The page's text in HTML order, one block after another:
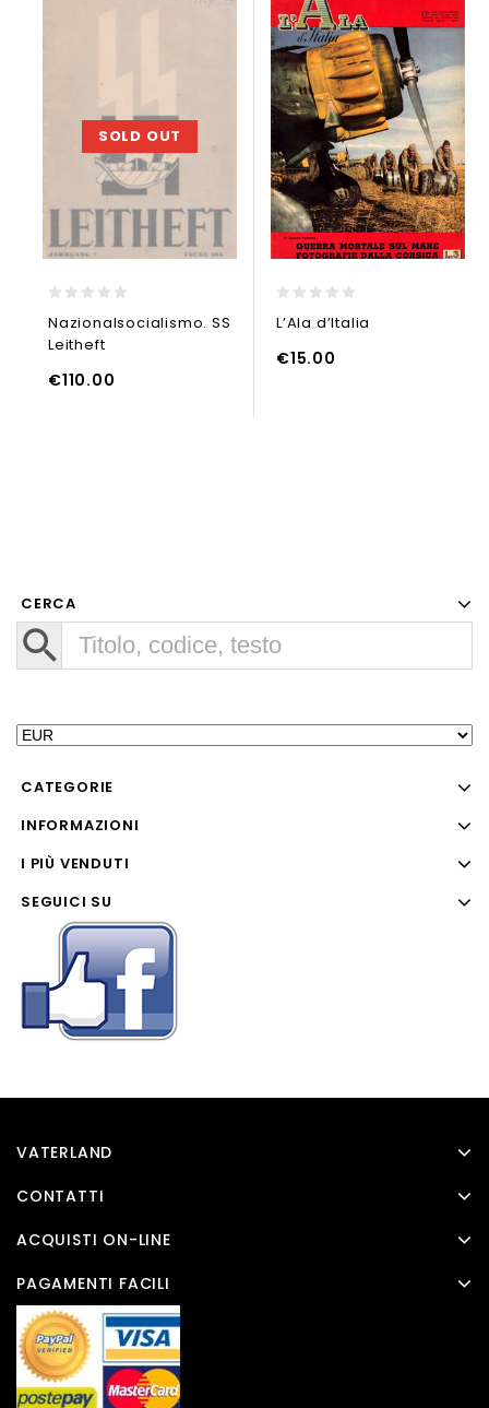
SOLD OUT
out
of
Nazionalsocialismo. SS
Leitheft
€110.00
out
5
L’Ala d’Italia
€15.00
AL CARRELLO
CERCA
CATEGORIE
INFORMAZIONI
I PIÙ VENDUTI
SEGUICI SU
VATERLAND
CONTATTI
ACQUISTI ON-LINE
PAGAMENTI FACILI